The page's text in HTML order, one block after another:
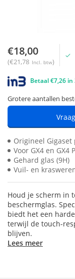
€18,00
(€21,78 Incl. btw)
Betaal €7,26
Grotere aantallen
Origineel
Voor GX4 en GX4
Gehard glas (9H)
Vuil- en
Houd je scherm in
beschermglas.
biedt het een
terwijl de touch-
blijven.
Lees meer